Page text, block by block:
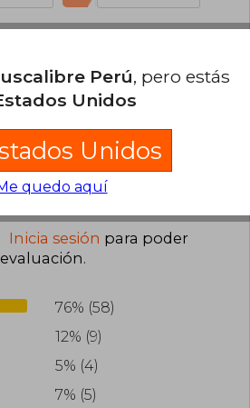
de Abril, 2022
útil 4 No es útil
Inicia sesión para poder
.
76% (58)
12% (9)
5% (4)
7% (5)
Perú, pero estás
Unidos
Unidos
quedo aquí